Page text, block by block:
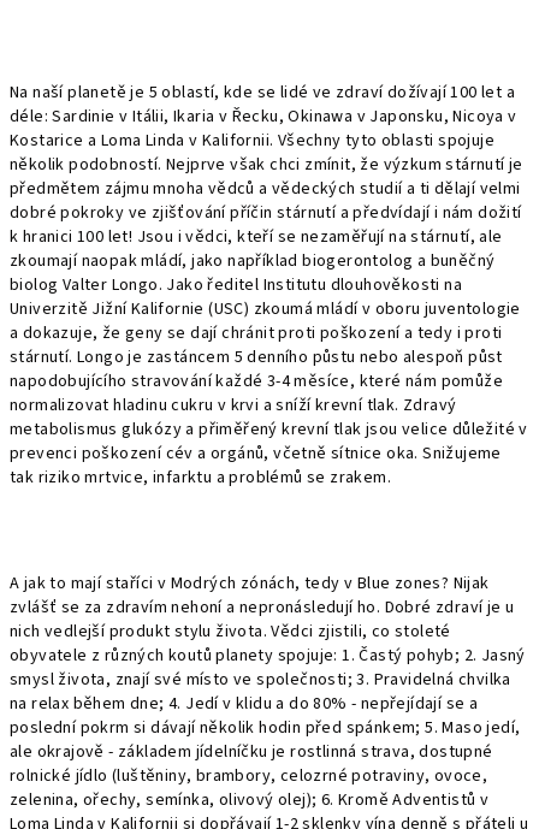
Na naší planetě je 5 oblastí, kde se lidé ve zdraví dožívají 100 let a
déle: Sardinie v Itálii, Ikaria v Řecku, Okinawa v Japonsku, Nicoya v
Kostarice a Loma Linda v Kalifornii. Všechny tyto oblasti spojuje
několik podobností. Nejprve však chci zmínit, že výzkum stárnutí je
předmětem zájmu mnoha vědců a vědeckých studií a ti dělají velmi
dobré pokroky ve zjišťování příčin stárnutí a předvídají i nám dožití
k hranici 100 let! Jsou i vědci, kteří se nezaměřují na stárnutí, ale
zkoumají naopak mládí, jako například biogerontolog a buněčný
biolog Valter Longo. Jako ředitel Institutu dlouhověkosti na
Univerzitě Jižní Kalifornie (USC) zkoumá mládí v oboru juventologie
a dokazuje, že geny se dají chránit proti poškození a tedy i proti
stárnutí. Longo je zastáncem 5 denního půstu nebo alespoň půst
napodobujícího stravování každé 3-4 měsíce, které nám pomůže
normalizovat hladinu cukru v krvi a sníží krevní tlak. Zdravý
metabolismus glukózy a přiměřený krevní tlak jsou velice důležité v
prevenci poškození cév a orgánů, včetně sítnice oka. Snižujeme
tak riziko mrtvice, infarktu a problémů se zrakem.
A jak to mají staříci v Modrých zónách, tedy v Blue zones? Nijak
zvlášť se za zdravím nehoní a nepronásledují ho. Dobré zdraví je u
nich vedlejší produkt stylu života. Vědci zjistili, co stoleté
obyvatele z různých koutů planety spojuje: 1. Častý pohyb; 2. Jasný
smysl života, znají své místo ve společnosti; 3. Pravidelná chvilka
na relax během dne; 4. Jedí v klidu a do 80% - nepřejídají se a
poslední pokrm si dávají několik hodin před spánkem; 5. Maso jedí,
ale okrajově - základem jídelníčku je rostlinná strava, dostupné
rolnické jídlo (luštěniny, brambory, celozrné potraviny, ovoce,
zelenina, ořechy, semínka, olivový olej); 6. Kromě Adventistů v
Loma Linda v Kalifornii si dopřávají 1-2 sklenky vína denně s přáteli u